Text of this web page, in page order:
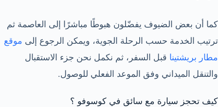
كما أن بعض الضيوف يفضّلون هبوطًا مباشرًا إلى العاصمة ثم
ترتيب الخدمة حسب الرحلة الجوية، ويمكن الرجوع إلى موقع
مطار بريشتينا قبل السفر، ثم نكمل نحن جزء الاستقبال
والتنقل الميداني وفق الموعد الفعلي للوصول.
كيف تحجز سيارة مع سائق في كوسوفو ؟